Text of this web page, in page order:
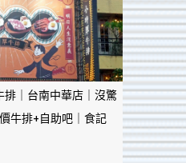
｜台南中華店｜沒驚
牛排+自助吧｜食記